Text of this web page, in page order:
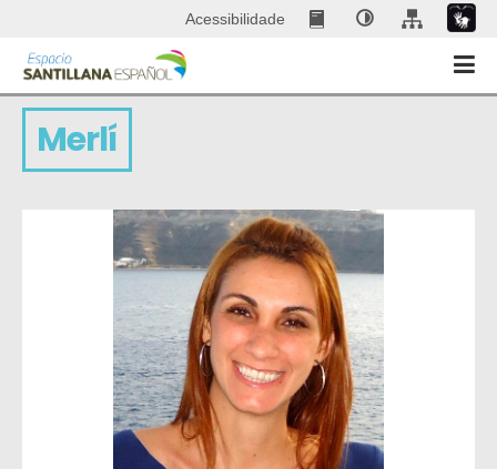
Acessibilidade
Merlí